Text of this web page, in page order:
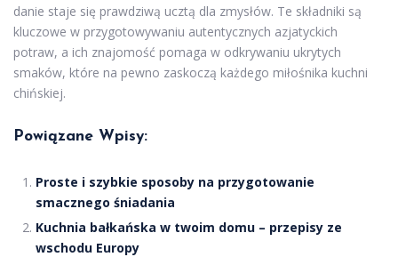
danie staje się prawdziwą ucztą dla zmysłów. Te składniki są
kluczowe w przygotowywaniu autentycznych azjatyckich
potraw, a ich znajomość pomaga w odkrywaniu ukrytych
smaków, które na pewno zaskoczą każdego miłośnika kuchni
chińskiej.
Powiązane Wpisy:
Proste i szybkie sposoby na przygotowanie
smacznego śniadania
Kuchnia bałkańska w twoim domu – przepisy ze
wschodu Europy